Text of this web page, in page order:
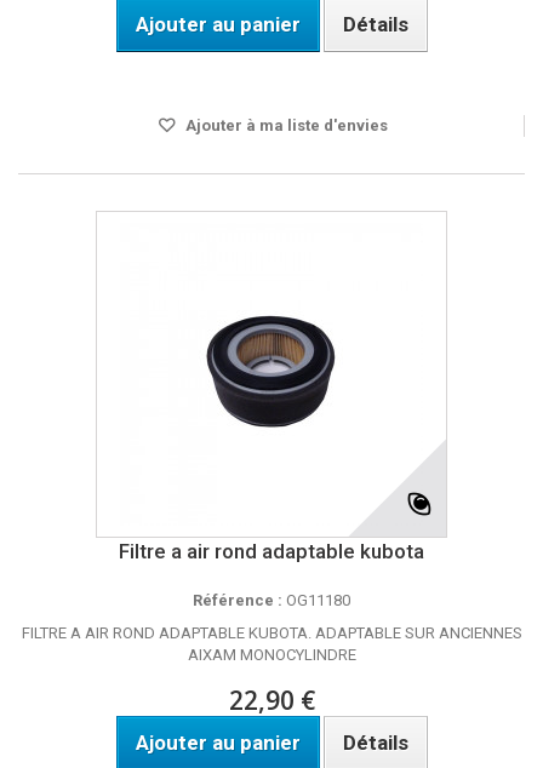
Ajouter au panier Détails
Ajouter à ma liste d'envies
Filtre a air rond adaptable kubota
Référence : OG11180
FILTRE A AIR ROND ADAPTABLE KUBOTA. ADAPTABLE SUR ANCIENNES
AIXAM MONOCYLINDRE
22,90 €
Ajouter au panier Détails